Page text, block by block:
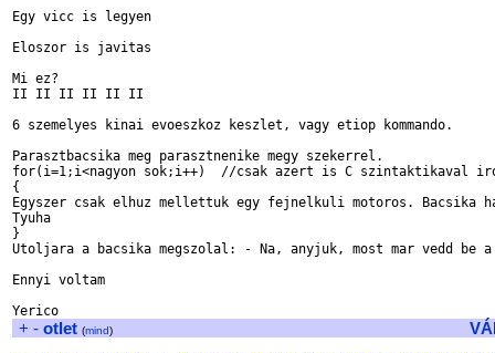
Egy vicc is legyen
Eloszor is javitas
Mi ez?
II II II II II II
6 szemelyes kinai evoeszkoz keszlet, vagy etiop kommando.
Parasztbacsika meg parasztnenike megy szekerrel.
for(i=1;i<nagyon sok;i++)  //csak azert is C szintaktikaval
{
Egyszer csak elhuz mellettuk egy fejnelkuli motoros. Bacsika
Tyuha
}
Utoljara a bacsika megszolal: - Na, anyjuk, most mar vedd be
Ennyi voltam
+ - otlet (mind)